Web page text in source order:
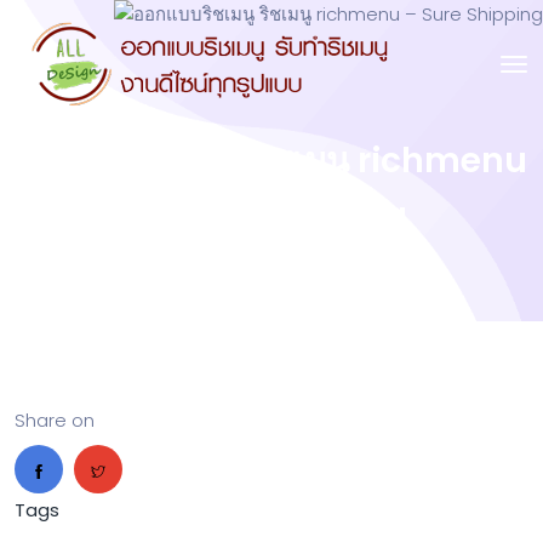
ออกแบบริชเมนู ริชเมนู richmenu
Share on
Tags